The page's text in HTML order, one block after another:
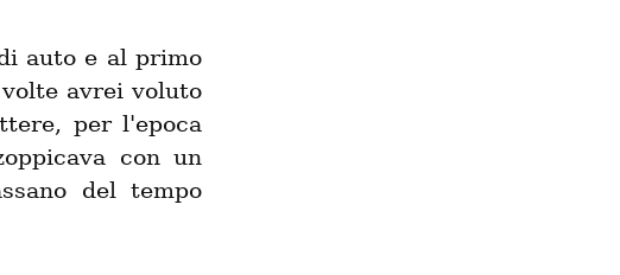
auto e al primo
avrei voluto
per l'epoca
con un
del tempo